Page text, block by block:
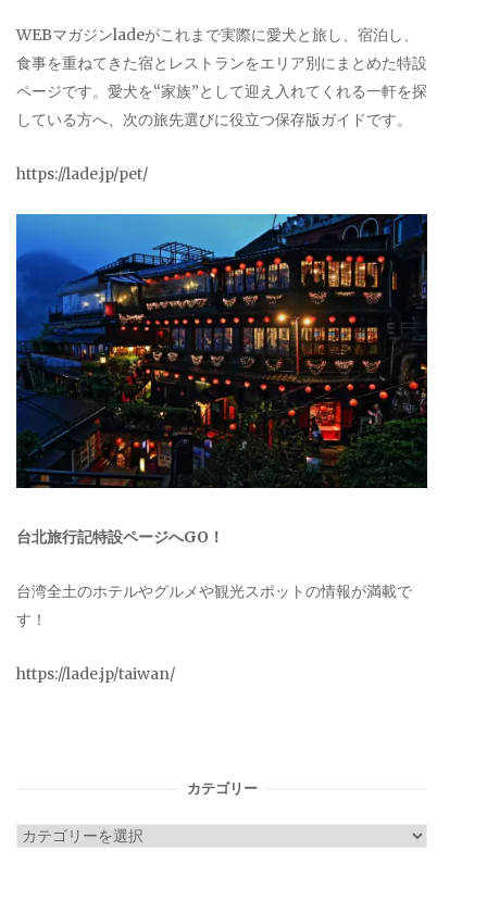
WEBマガジンladeがこれまで実際に愛犬と旅し、宿泊し、
食事を重ねてきた宿とレストランをエリア別にまとめた特設
ページです。愛犬を“家族”として迎え入れてくれる一軒を探
している方へ、次の旅先選びに役立つ保存版ガイドです。
https://lade.jp/pet/
台北旅行記特設ページへGO！
台湾全土のホテルやグルメや観光スポットの情報が満載で
す！
https://lade.jp/taiwan/
カテゴリー
カ